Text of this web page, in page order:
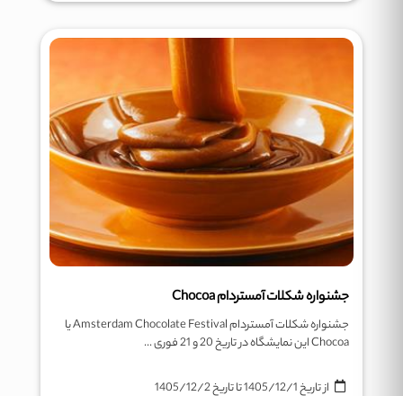
جشنواره شکلات آمستردام Chocoa
جشنواره شکلات آمستردام Amsterdam Chocolate Festival یا
Chocoa این نمایشگاه در تاریخ 20 و 21 فوری ...
از تاریخ1405/12/1تا تاریخ1405/12/2